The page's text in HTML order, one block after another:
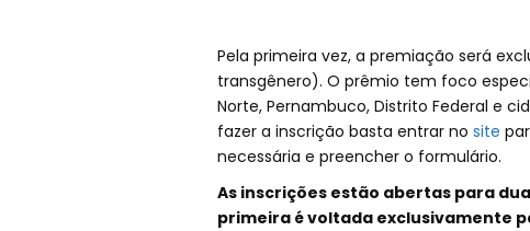
Pela primeira vez, a premiação será
transgênero). O prêmio tem foco
Norte, Pernambuco, Distrito Federal e
fazer a inscrição basta entrar no site
necessária e preencher o formulário.
As inscrições estão abertas para
primeira é voltada exclusivamente